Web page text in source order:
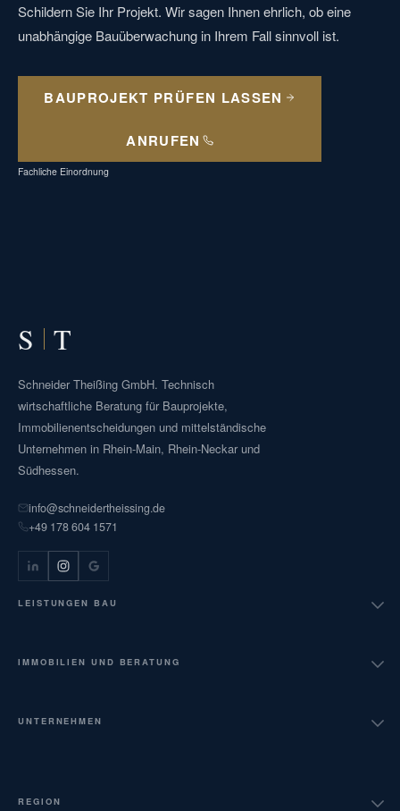
Schildern Sie Ihr Projekt. Wir sagen Ihnen ehrlich, ob eine
unabhängige Bauüberwachung in Ihrem Fall sinnvoll ist.
BAUPROJEKT PRÜFEN LASSEN
ANRUFEN
Fachliche Einordnung
S T
Schneider Theißing GmbH. Technisch
wirtschaftliche Beratung für Bauprojekte,
Immobilienentscheidungen und mittelständische
Unternehmen in Rhein-Main, Rhein-Neckar und
Südhessen.
info@schneidertheissing.de
+49 178 604 1571
LEISTUNGEN BAU
Bauüberwachung HOAI LPH 6 bis 9
Abnahmebegleitung
IMMOBILIEN UND BERATUNG
Verkehrswertgutachten
UNTERNEHMEN
REGION